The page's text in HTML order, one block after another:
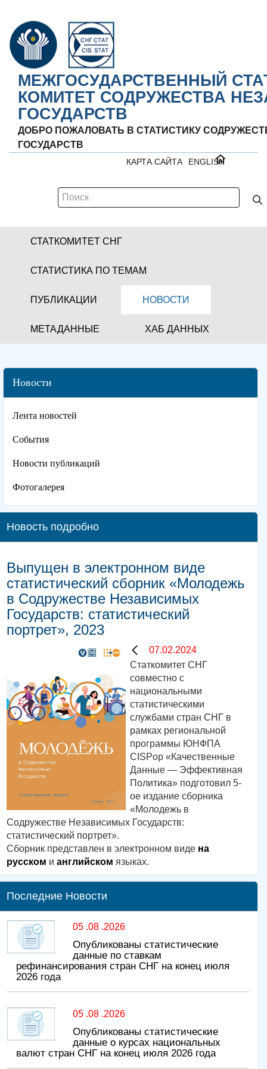
МЕЖГОСУДАРСТВЕННЫЙ
КОМИТЕТ СОДРУЖЕСТВА
ГОСУДАРСТВ
ДОБРО ПОЖАЛОВАТЬ В СТАТИСТИКУ
ГОСУДАРСТВ
ENGLISH
КАРТА САЙТА
СТАТКОМИТЕТ СНГ
СТАТИСТИКА ПО ТЕМАМ
ПУБЛИКАЦИИ НОВОСТИ
МЕТАДАННЫЕ ХАБ ДАННЫХ
Новости
Лента новостей
События
Новости публикаций
Фотогалерея
Новость подробно
Выпущен в электронном виде
статистический сборник «Молодежь
в Содружестве Независимых
Государств: статистический
портрет», 2023
07.02.2024
Статкомитет СНГ
совместно с
национальными
статистическими
службами стран СНГ в
рамках региональной
программы ЮНФПА
CISPop «Качественные
Данные — Эффективная
Политика» подготовил 5-
ое издание сборника
«Молодежь в
Содружестве Независимых Государств:
статистический портрет».
Сборник представлен в электронном виде на
русском и английском языках.
Последние Новости
05 .08 .2026
Опубликованы статистические
данные по ставкам
рефинансирования стран СНГ на конец июля
2026 года
05 .08 .2026
Опубликованы статистические
данные о курсах национальных
валют стран СНГ на конец июля 2026 года